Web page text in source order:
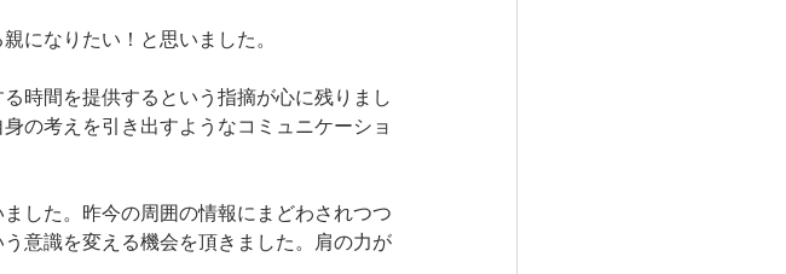
になりたい！と思いました。
時間を提供するという指摘が心に残りまし
の考えを引き出すようなコミュニケーショ
した。昨今の周囲の情報にまどわされつつ
意識を変える機会を頂きました。肩の力が